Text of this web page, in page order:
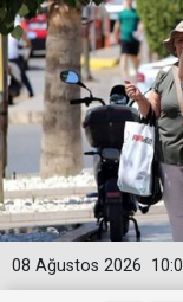
08 Ağustos 2026